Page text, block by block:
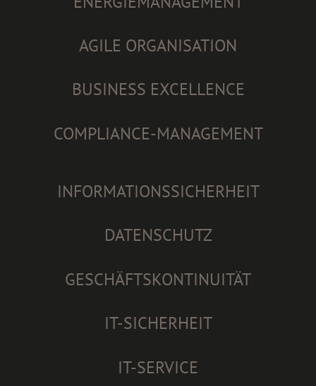
AGILE ORGANISATION
BUSINESS EXCELLENCE
COMPLIANCE-MANAGEMENT
INFORMATIONSSICHERHEIT
DATENSCHUTZ
GESCHÄFTSKONTINUITÄT
IT-SICHERHEIT
IT-SERVICE